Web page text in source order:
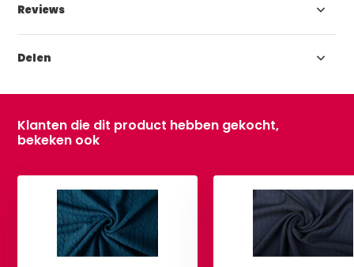
Reviews
Delen
Klanten die dit product hebben gekocht,
bekeken ook